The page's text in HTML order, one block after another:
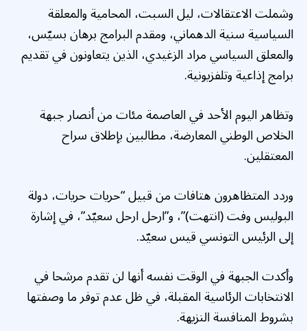
وشملت الاعتقالات، ليل السبت، المحامية والمعلقة
السياسية سنية الدهماني، ومقدم البرامج برهان بسيّس،
والمعلق السياسي مراد الزغيدي، الذين يتعاونون في تقديم
برامج إذاعية وتلفزيونية.
وتظاهر اليوم الأحد في العاصمة مئات من أنصار جبهة
الخلاص الوطني المعارضة، مطالبين بإطلاق سراح
المعتقلين.
وردد المتظاهرون هتافات من قبيل “حريات حريات، دولة
البوليس وفت (انتهت)”، و”ارحل ارحل سعيّد”، في إشارة
إلى الرئيس التونسي قيس سعيّد.
وأكدت الجبهة في الوقت نفسه أنها لن تقدم مرشحا في
الانتخابات الرئاسية المقبلة، في ظل عدم توفر ما وصفتها
بشروط المنافسة النزيهة.